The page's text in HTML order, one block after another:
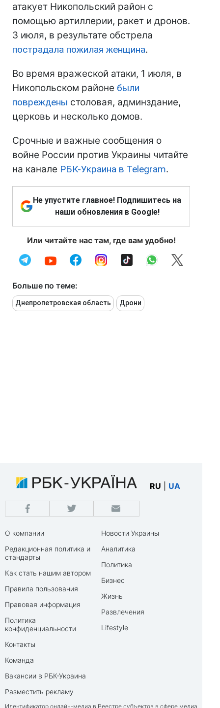
атакует Никопольский район с
помощью артиллерии, ракет и дронов.
3 июля, в результате обстрела
пострадала пожилая женщина.
Во время вражеской атаки, 1 июля, в
Никопольском районе были
повреждены столовая, админздание,
церковь и несколько домов.
Срочные и важные сообщения о
войне России против Украины читайте
на канале РБК-Украина в Telegram.
Не упустите главное! Подпишитесь на
наши обновления в Google!
Или читайте нас там, где вам удобно!
Больше по теме:
Днепропетровская область Дрони
RU UA
О компании
Редакционная политика и
стандарты
Как стать нашим автором
Правила пользования
Правовая информация
Политика
конфиденциальности
Контакты
Команда
Вакансии в РБК-Украина
Разместить рекламу
Новости Украины
Аналитика
Политика
Бизнес
Жизнь
Развлечения
Lifestyle
Идентификатор онлайн-медиа в Реестре субъектов в сфере медиа